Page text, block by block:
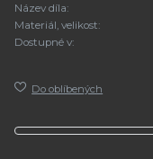
Název díla:
Materiál, velikost:
Dostupné v:
Do oblíbených